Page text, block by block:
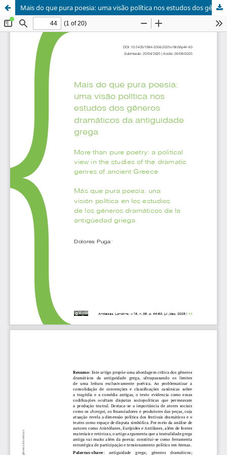
Mais do que pura poesia: uma visão política nos estudos dos gêneros dramáticos da antiguidade grega